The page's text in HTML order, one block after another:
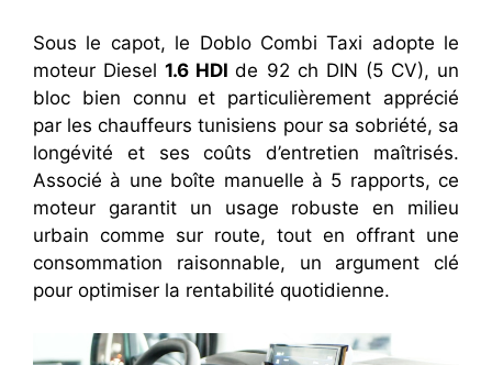
Sous le capot, le Doblo Combi Taxi adopte le
moteur Diesel1.6 HDIde 92 ch DIN (5 CV), un
bloc bien connu et particulièrement apprécié
par les chauffeurs tunisiens pour sa sobriété, sa
longévité et ses coûts d’entretien maîtrisés.
Associé à une boîte manuelle à 5 rapports, ce
moteur garantit un usage robuste en milieu
urbain comme sur route, tout en offrant une
consommation raisonnable, un argument clé
pour optimiser la rentabilité quotidienne.